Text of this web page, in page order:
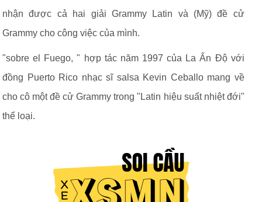
nhận được cả hai giải Grammy Latin và (Mỹ) đề cử
Grammy cho công việc của mình.
"sobre el Fuego, " hợp tác năm 1997 của La Ấn Độ với
đồng Puerto Rico nhạc sĩ salsa Kevin Ceballo mang về
cho cô một đề cử Grammy trong "Latin hiệu suất nhiệt đới"
thể loại.